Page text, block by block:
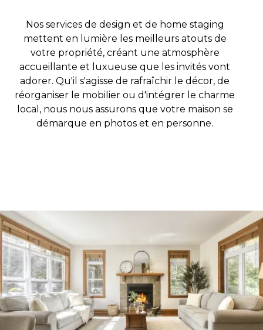
Nos services de design et de home staging
mettent en lumière les meilleurs atouts de
votre propriété, créant une atmosphère
accueillante et luxueuse que les invités vont
adorer. Qu'il s'agisse de rafraîchir le décor, de
réorganiser le mobilier ou d'intégrer le charme
local, nous nous assurons que votre maison se
démarque en photos et en personne.